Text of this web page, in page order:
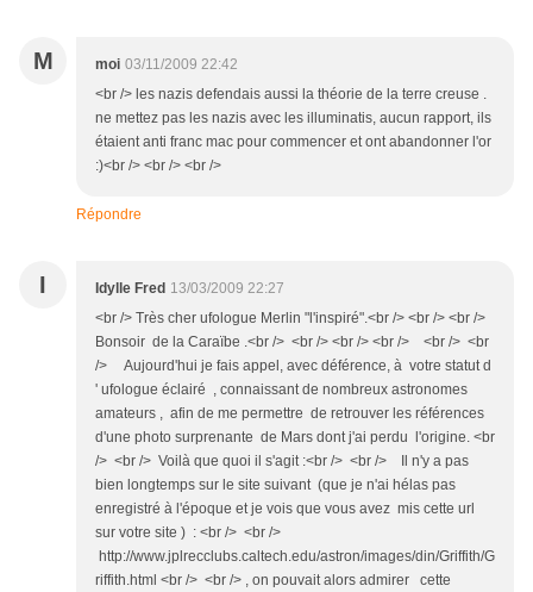
M moi 03/11/2009 22:42
<br /> les nazis defendais aussi la théorie de la terre creuse .
ne mettez pas les nazis avec les illuminatis, aucun rapport, ils
étaient anti franc mac pour commencer et ont abandonner l'or
:)<br /> <br /> <br />
Répondre
I Idylle Fred 13/03/2009 22:27
<br /> Très cher ufologue Merlin "l'inspiré".<br /> <br /> <br />
Bonsoir de la Caraïbe .<br /> <br /> <br /> <br /> <br /> <br
/> Aujourd'hui je fais appel, avec déférence, à votre statut d
' ufologue éclairé , connaissant de nombreux astronomes
amateurs , afin de me permettre de retrouver les références
d'une photo surprenante de Mars dont j'ai perdu l'origine. <br
/> <br /> Voilà que quoi il s'agit :<br /> <br /> Il n'y a pas
bien longtemps sur le site suivant (que je n'ai hélas pas
enregistré à l'époque et je vois que vous avez mis cette url
sur votre site ) : <br /> <br />
http://www.jplrecclubs.caltech.edu/astron/images/din/Griffith/G
riffith.html <br /> <br /> , on pouvait alors admirer cette